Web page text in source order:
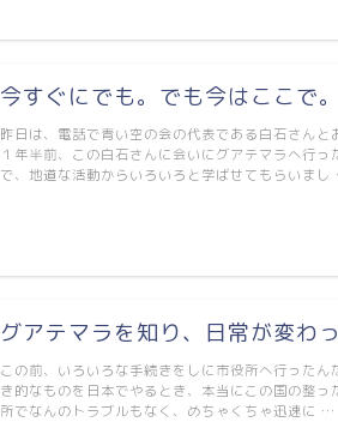
今すぐにでも。でも今はここで。
昨日は、電話で青い空の会の代表である白石さんと
１年半前、この白石さんに会いにグアテマラへ行っ
で、地道な活動からいろいろと学ばせてもらいま
グアテマラを知り、日常が変わっ
この前、いろいろな手続きをしに市役所へ行ったん
き的なものを日本でやるとき、本当にこの国の整っ
所でなんのトラブルもなく、めちゃくちゃ迅速に …